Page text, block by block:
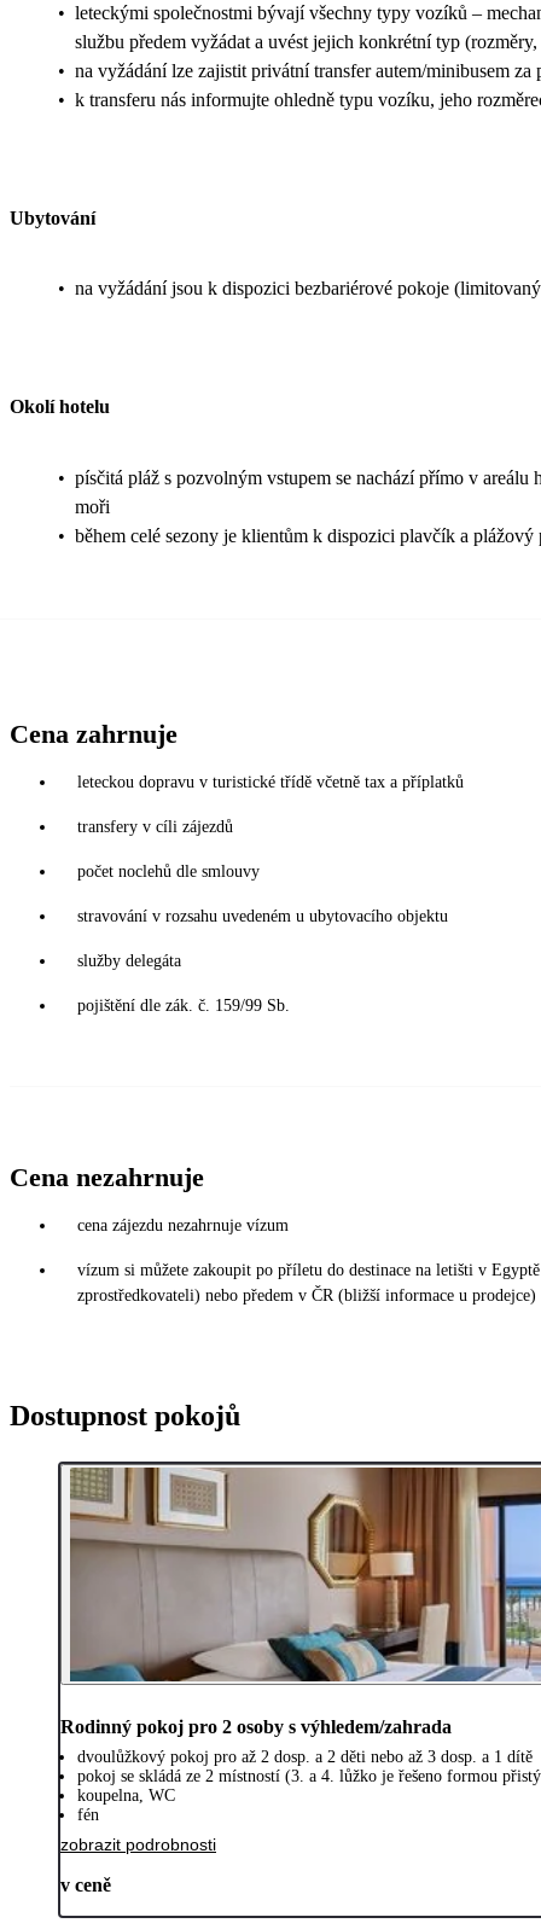
• leteckými společnostmi bývají všechny typy vozíků –
službu předem vyžádat a uvést jejich konkrétní typ
• na vyžádání lze zajistit privátní transfer autem/minibusem
• k transferu nás informujte ohledně typu vozíku, jeho
Ubytování
• na vyžádání jsou k dispozici bezbariérové pokoje
Okolí hotelu
• písčitá pláž s pozvolným vstupem se nachází přímo v
moři
• během celé sezony je klientům k dispozici plavčík a plážový
Cena zahrnuje
leteckou dopravu v turistické třídě včetně tax a příplatků
transfery v cíli zájezdů
počet noclehů dle smlouvy
stravování v rozsahu uvedeném u ubytovacího objektu
služby delegáta
pojištění dle zák. č. 159/99 Sb.
Cena nezahrnuje
cena zájezdu nezahrnuje vízum
vízum si můžete zakoupit po příletu do destinace na letišti v
zprostředkovateli) nebo předem v ČR (bližší informace u prodejce)
Dostupnost pokojů
Rodinný pokoj pro 2 osoby s výhledem/zahrada
dvoulůžkový pokoj pro až 2 dosp. a 2 děti nebo až 3 dosp. a 1 dítě
pokoj se skládá ze 2 místností (3. a 4. lůžko je řešeno formou
koupelna, WC
fén
zobrazit podrobnosti
v ceně